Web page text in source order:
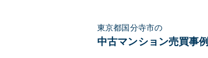
東京都国分寺市の
中古マンション売買事例